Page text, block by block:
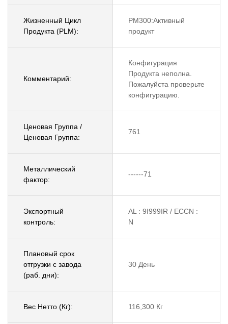
Жизненный Цикл
Продукта (PLM):
PM300:Активный
продукт
Комментарий:
Конфигурация
Продукта неполна.
Пожалуйста проверьте
конфигурацию.
Ценовая Группа /
Ценовая Группа:
761
Металлический
фактор:
------71
Экспортный
контроль:
AL : 9I999IR / ECCN :
N
Плановый срок
отгрузки с завода
(раб. дни):
30 День
Вес Нетто (Кг): 116,300 Кг